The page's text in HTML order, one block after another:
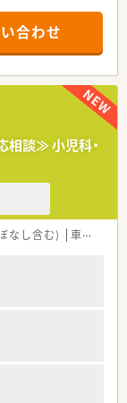
され、責任のある
合わせ
相談≫ 小児科・
なし含む) 車通勤可